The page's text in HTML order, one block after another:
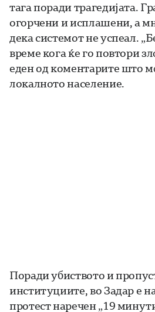
тага поради трагедијата.
огорчени и исплашени, а
дека системот не успеал.
време кога ќе го повтори
еден од коментарите што
локалното население.
Поради убиството и
институциите, во Задар е
протест наречен „19